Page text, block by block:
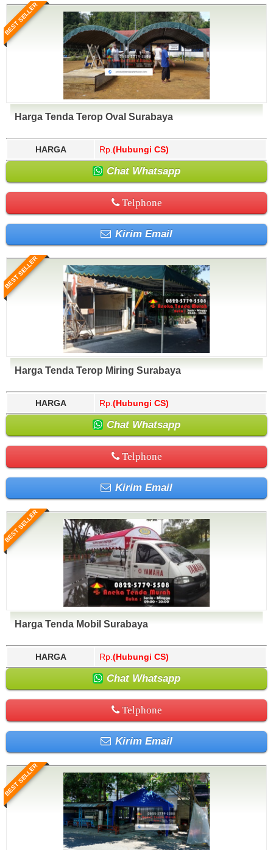
BEST SELLER
Harga Tenda Terop Oval Surabaya
HARGA Rp. (Hubungi CS)
Chat Whatsapp
Telphone
Kirim Email
BEST SELLER
Harga Tenda Terop Miring Surabaya
HARGA Rp. (Hubungi CS)
Chat Whatsapp
Telphone
Kirim Email
BEST SELLER
Harga Tenda Mobil Surabaya
HARGA Rp. (Hubungi CS)
Chat Whatsapp
Telphone
Kirim Email
BEST SELLER